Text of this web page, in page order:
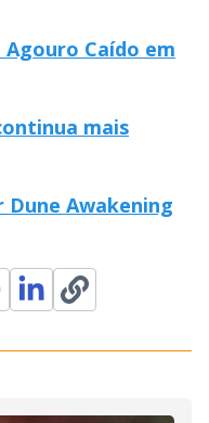
Caído em
mais
Dune Awakening